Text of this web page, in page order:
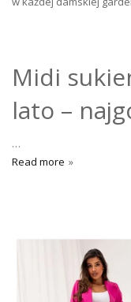
Midi
lato –
…
Read more